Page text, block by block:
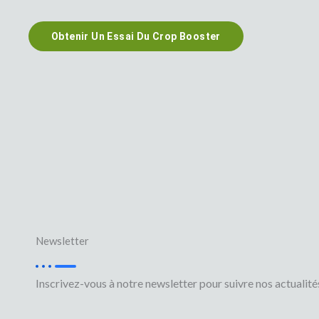
Obtenir Un Essai Du Crop Booster
Newsletter
Inscrivez-vous à notre newsletter pour suivre nos